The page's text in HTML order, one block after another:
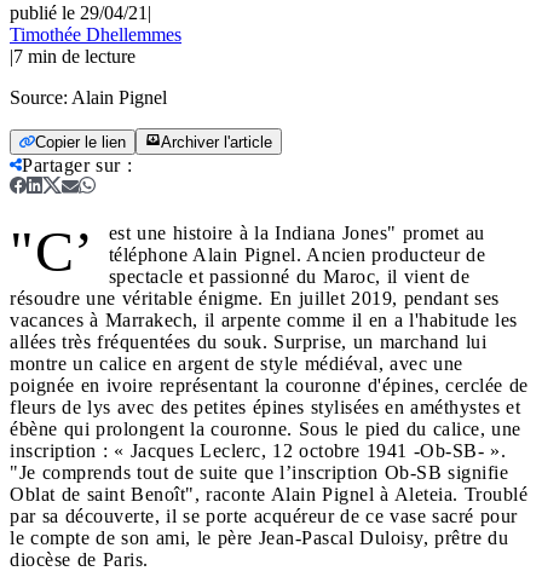
publié le 29/04/21 |
Timothée Dhellemmes
|7 min de lecture
Source: Alain Pignel
Copier le lien Archiver l'article
Partager sur:
"C’
est une histoire à la Indiana Jones" promet au
téléphone Alain Pignel. Ancien producteur de
spectacle et passionné du Maroc, il vient de
résoudre une véritable énigme. En juillet 2019, pendant ses
vacances à Marrakech, il arpente comme il en a l'habitude les
allées très fréquentées du souk. Surprise, un marchand lui
montre un calice en argent de style médiéval, avec une
poignée en ivoire représentant la couronne d'épines, cerclée de
fleurs de lys avec des petites épines stylisées en améthystes et
ébène qui prolongent la couronne. Sous le pied du calice, une
inscription : « Jacques Leclerc, 12 octobre 1941 -Ob-SB- ».
"Je comprends tout de suite que l’inscription Ob-SB signifie
Oblat de saint Benoît", raconte Alain Pignel à Aleteia. Troublé
par sa découverte, il se porte acquéreur de ce vase sacré pour
le compte de son ami, le père Jean-Pascal Duloisy, prêtre du
diocèse de Paris.